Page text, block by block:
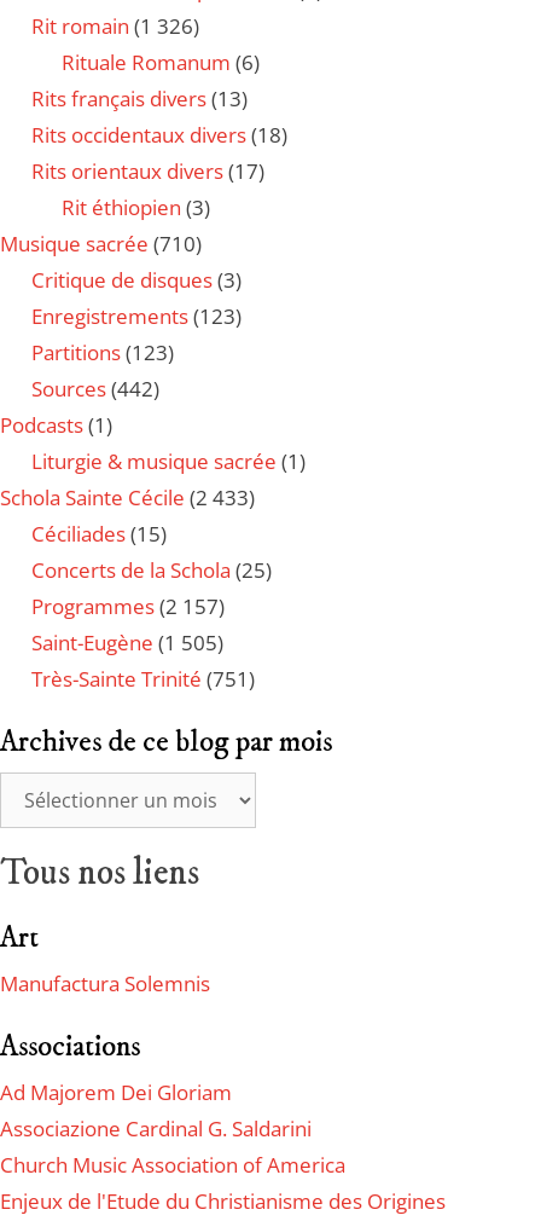
Rit romain (1 326)
Rituale Romanum (6)
Rits français divers(13)
Rits occidentaux divers(18)
Rits orientaux divers(17)
Rit éthiopien (3)
Musique sacrée (710)
Critique de disques(3)
Enregistrements(123)
Partitions(123)
Sources(442)
Podcasts(1)
Liturgie & musique sacrée (1)
Schola Sainte Cécile (2 433)
Céciliades(15)
Concerts de la Schola (25)
Programmes(2 157)
Saint-Eugène (1 505)
Très-Sainte Trinité (751)
Archives de ce blog par mois
Tous nos liens
Art
Manufactura Solemnis
Associations
Ad Majorem Dei Gloriam
Associazione Cardinal G. Saldarini
Church Music Association of America
Enjeux de l'Etude du Christianisme des Origines